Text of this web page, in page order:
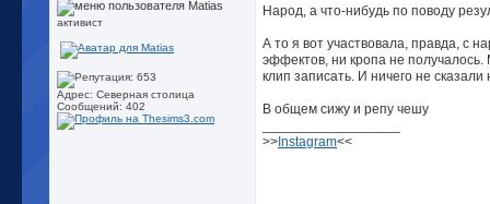
активист
Адрес: Северная столица
Сообщений: 402
Народ, а что-нибудь по поводу
А то я вот участвовала, правда, с
эффектов, ни кропа не
клип записать. И ничего не
В общем сижу и репу чешу
>> Instagram<<